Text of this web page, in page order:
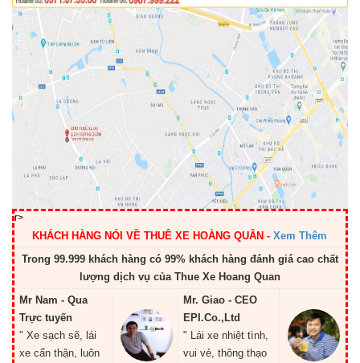
r>
KHÁCH HÀNG NÓI VỀ THUÊ XE HOÀNG QUÂN - Xem Thêm
Trong 99.999 khách hàng có 99% khách hàng đánh giá cao chất
lượng dịch vụ của Thue Xe Hoang Quan
Mr Nam - Qua
Trực tuyến
" Xe sạch sẽ, lái
xe cẩn thận, luôn
Mr. Giao - CEO
EPI.Co.,Ltd
" Lái xe nhiệt tình,
vui vẻ, thông thạo